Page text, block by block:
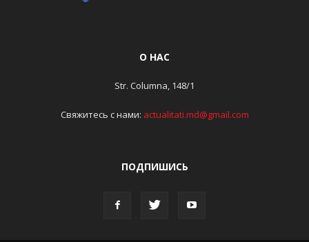
О НАС
Str. Columna, 148/1
Свяжитесь с нами: actualitati.md@gmail.com
ПОДПИШИСЬ